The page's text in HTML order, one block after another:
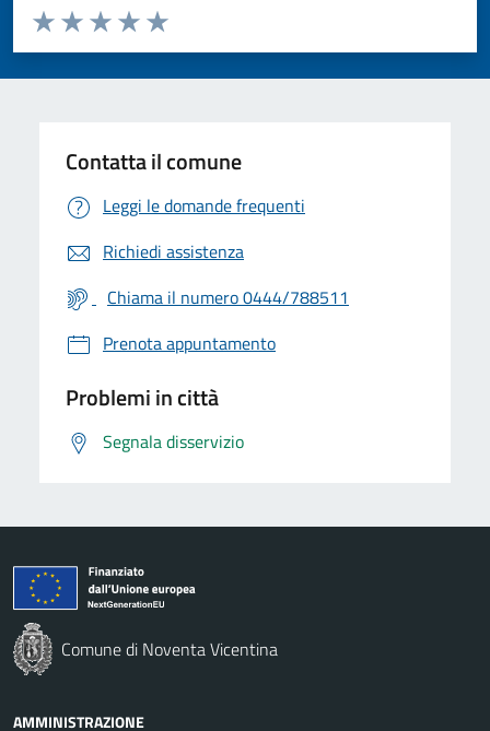
Valuta da 1 a 5 stelle la pagina
Valuta 5 stelle su 5
Valuta 4 stelle su 5
Valuta 3 stelle su 5
Valuta 2 stelle su 5
Valuta 1 stelle su 5
Contatta il comune
Leggi le domande frequenti
Richiedi assistenza
Chiama il numero 0444/788511
Prenota appuntamento
Problemi in città
Segnala disservizio
Comune di Noventa Vicentina
AMMINISTRAZIONE